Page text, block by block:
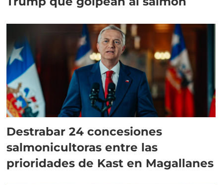
Destrabar 24 concesiones
salmonicultoras entre las
prioridades de Kast en Magallanes